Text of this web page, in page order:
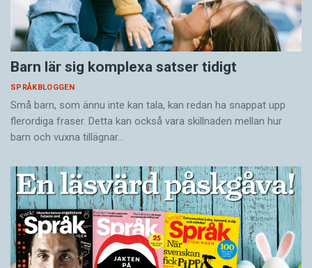
Barn lär sig komplexa satser tidigt
SPRÅKBLOGGEN
Små barn, som ännu inte kan tala, kan redan ha snappat upp
flerordiga fraser. Detta kan också vara skillnaden mellan hur
barn och vuxna tillägnar…